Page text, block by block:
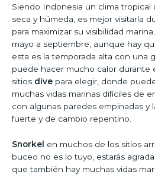
Siendo Indonesia un clima tropical
seca y húmeda, es mejor visitarla
para maximizar su visibilidad
mayo a septiembre, aunque hay
esta es la temporada alta con una
puede hacer mucho calor durante
sitios dive para elegir, donde
muchas vidas marinas difíciles de
con algunas paredes empinadas y
fuerte y de cambio repentino.
Snorkel en muchos de los sitios
buceo no es lo tuyo, estarás
que también hay muchas vidas